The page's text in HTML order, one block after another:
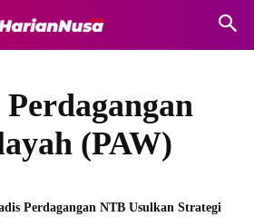
(PAW)
Perdagangan NTB Usulkan Strategi